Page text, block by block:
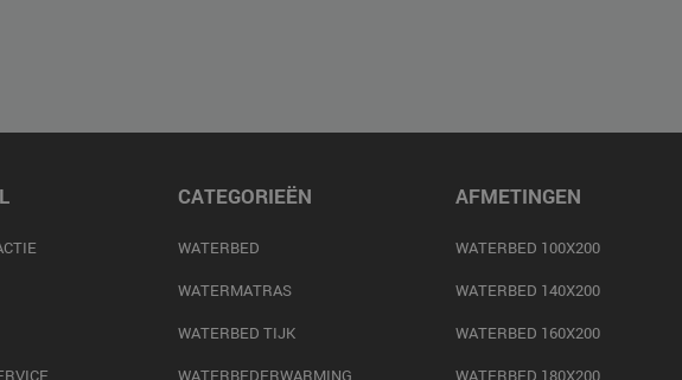
CATEGORIEËN
WATERBED
WATERMATRAS
WATERBED TIJK
WATERBEDERWARMING
AFMETINGEN
WATERBED 100X200
WATERBED 140X200
WATERBED 160X200
WATERBED 180X200